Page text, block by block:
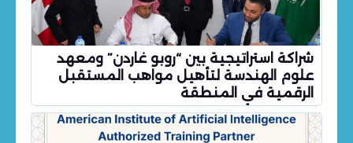
شراكة استراتيجية بين “روبو غاردن” ومعهد
علوم الهندسة لتأهيل مواهب المستقبل
الرقمية في المنطقة